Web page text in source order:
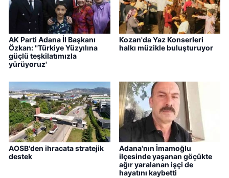
AK Parti Adana İl Başkanı
Özkan: ''Türkiye Yüzyılına
güçlü teşkilatımızla
yürüyoruz'
Kozan'da Yaz Konserleri
halkı müzikle buluşturuyor
AOSB'den ihracata stratejik
destek
Adana'nın İmamoğlu
ilçesinde yaşanan göçükte
ağır yaralanan işçi de
hayatını kaybetti